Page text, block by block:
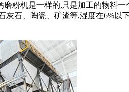
磨粉机是一样的,只是加工的物料
灰石、陶瓷、矿渣等,湿度在6%以